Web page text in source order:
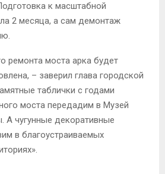
к масштабной
2 месяца, а сам демонтаж
ремонта моста арка будет
– заверил глава городской
таблички с годами
моста передадим в Музей
А чугунные декоративные
в благоустраиваемых